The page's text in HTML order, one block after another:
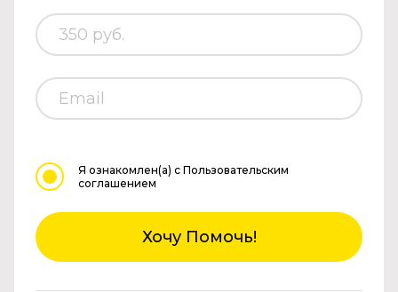
Я ознакомлен(а) с Пользовательским
соглашением
Хочу Помочь!